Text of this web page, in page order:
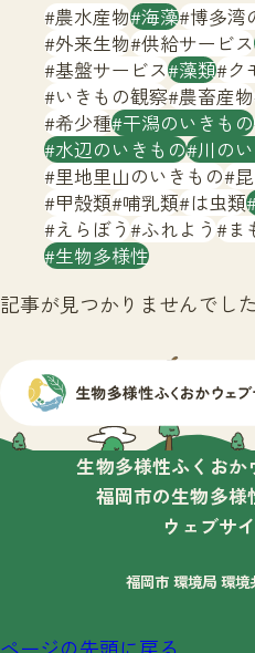
文字サイズ 小
生物多様性ふくおかウ
サイトマ
農水産物 海藻 博多湾
外来生物 供給サービス
基盤サービス 藻類 ク
いきもの観察 農畜産物
希少種 干潟のいきもの
水辺のいきもの 川の
里地里山のいきもの
甲殻類 哺乳類 は虫類
えらぼう ふれよう ま
生物多様性
記事が見つかりませんでした
生物多様性ふくおか
福岡市の生物多様
ウェブサ
福岡市 環境局 環